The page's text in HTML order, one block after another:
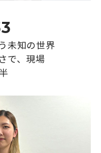
未知の世界
で、現場